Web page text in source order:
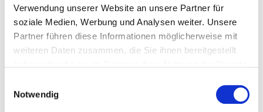
Verwendung unserer Website an unsere Partner für
soziale Medien, Werbung und Analysen weiter. Unsere
Partner führen diese Informationen möglicherweise mit
weiteren Daten zusammen, die Sie ihnen bereitgestellt
Notwendig
Montag
08:00 - 12:00 Uhr
Dienstag
08:00 - 12:00 Uhr
08:00 - 12:00 Uhr; nachmittags nach